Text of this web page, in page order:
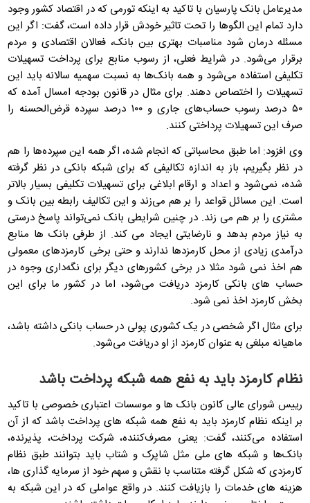
مدیرعامل بانک پارسیان با تاکید به اینکه تورمی که در اقتصاد کشور وجود
دارد تمام این الگوها را تحت تاثیر خودش قرار داده است، گفت: اگر این
مسئله درمان شود مناسبات بهتری بین بانک، فعالان اقتصادی و مردم
برقرار می‌شود. در شرایط فعلی، از رسوب منابع برای پرداخت تسهیلات
تکلیفی استفاده می‌شود و همه بانک‌ها به نسبت سهمیه سالانه باید این
تسهیلات را اختصاص دهند. برای مثال در قانون بودجه امسال آمده که
۵۰ درصد رسوب حساب‌های جاری و ۱۰۰ درصد سپرده قرض‌الحسنه را
صرف این تسهیلات پرداختی کنند.
وی افزود: اما طبق محاسباتی که انجام شده، اگر همه این سپرده‌ها را هم
در نظر بگیریم، باز به اندازه تکالیفی که برای شبکه بانکی در نظر گرفته
شده، نمی‌شود و اعداد و ارقام ابلاغی برای تسهیلات تکلیفی بسیار بالاتر
است. این مسائل قواعد را بر هم می‌زند و این تکالیف رابطه بین بانک و
مشتری را بر هم می زند. در چنین شرایطی بانک نمی‌تواند پاسخ درستی
به نیاز مردم بدهد و نارضایتی ایجاد می کند. از طرفی بانک ها منابع
درآمدی زیادی از محل کارمزدها ندارند و حتی برخی کارمزدهای معمولی
هم اخذ نمی شود مثلا در برخی کشورهای دیگر برای نگه‌داری وجوه در
حساب های بانکی کارمزد دریافت می‌شود، اما در کشور ما برای این
بخش کارمزد اخذ نمی شود.
برای مثال اگر شخصی در یک کشوری پولی در حساب بانکی داشته باشد،
ماهیانه مبلغی به عنوان کارمزد از او دریافت می‌شود.
نظام کارمزد باید به نفع همه شبکه‌ پرداخت باشد
رییس شورای عالی کانون بانک ها و موسسات اعتباری خصوصی با تاکید
بر اینکه نظام کارمزد باید به نفع همه شبکه‌ های پرداخت باشد که از آن
استفاده می‌کنند، گفت: یعنی مصرف‌کننده، شرکت پرداخت، پذیرنده،
بانک‌ها و شبکه های ملی مثل شاپرک و شتاب باید بتوانند طبق نظام
کارمزدی که شکل گرفته متناسب با نقش و سهم خود از سرمایه گذاری ها،
هزینه های خدمات را بازیافت کنند. در واقع عواملی که در این شبکه به